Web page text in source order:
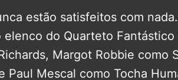
estão satisfeitos com
do Quarteto Fantástico
Margot Robbie como
Paul Mescal como Tocha